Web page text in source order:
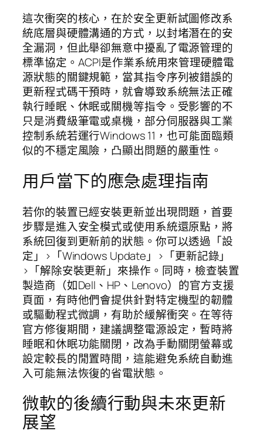
這次衝突的核心，在於安全更新試圖修改系
統底層與硬體溝通的方式，以封堵潛在的安
全漏洞，但此舉卻無意中擾亂了電源管理的
標準協定。ACPI是作業系統用來管理硬體電
源狀態的關鍵規範，當其指令序列被錯誤的
更新程式碼干預時，就會導致系統無法正確
執行睡眠、休眠或關機等指令。受影響的不
只是消費級筆電或桌機，部分伺服器與工業
控制系統若運行Windows 11，也可能面臨類
似的不穩定風險，凸顯出問題的嚴重性。
用戶當下的應急處理指南
若你的裝置已經安裝更新並出現問題，首要
步驟是進入安全模式或使用系統還原點，將
系統回復到更新前的狀態。你可以透過「設
定」>「Windows Update」>「更新記錄」
>「解除安裝更新」來操作。同時，檢查裝置
製造商（如Dell、HP、Lenovo）的官方支援
頁面，有時他們會提供針對特定機型的韌體
或驅動程式微調，有助於緩解衝突。在等待
官方修復期間，建議調整電源設定，暫時將
睡眠和休眠功能關閉，改為手動關閉螢幕或
設定較長的閒置時間，這能避免系統自動進
入可能無法恢復的省電狀態。
微軟的後續行動與未來更新
展望